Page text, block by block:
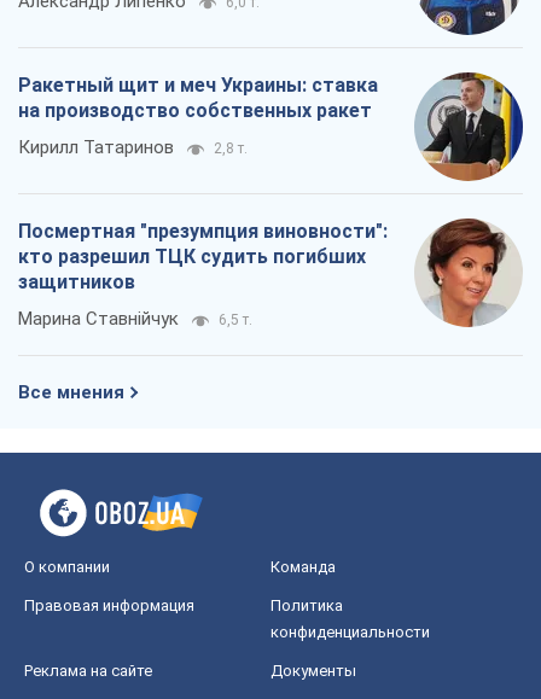
Ракетный щит и меч Украины: ставка
на производство собственных ракет
Кирилл Татаринов 2,8 т.
Посмертная "презумпция виновности":
кто разрешил ТЦК судить погибших
защитников
Марина Ставнійчук 6,5 т.
Все мнения
О компании Команда
Правовая информация
Политика
конфиденциальности
Реклама на сайте Документы